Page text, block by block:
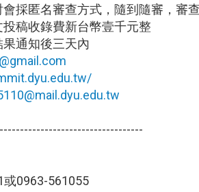
採匿名審查方式，隨到隨審， 審
稿收錄費新台幣壹千元整
通知後三天內
edu.tw/
edu.tw
-----------
或0963-561055